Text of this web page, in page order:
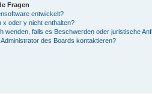
Fragen
entwickelt?
x oder y nicht enthalten?
wenden, falls es Beschwerden oder juristische
des Boards kontaktieren?